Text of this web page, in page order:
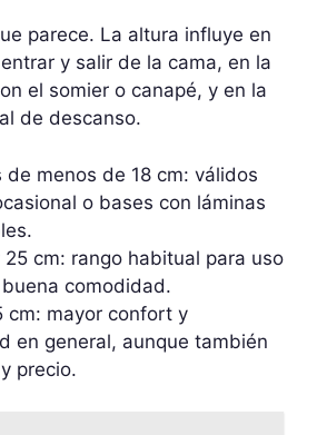
parece. La altura influye en
y salir de la cama, en la
el somier o canapé, y en la
de descanso.
de menos de 18 cm: válidos
o bases con láminas
25 cm: rango habitual para uso
comodidad.
cm: mayor confort y
en general, aunque también
precio.